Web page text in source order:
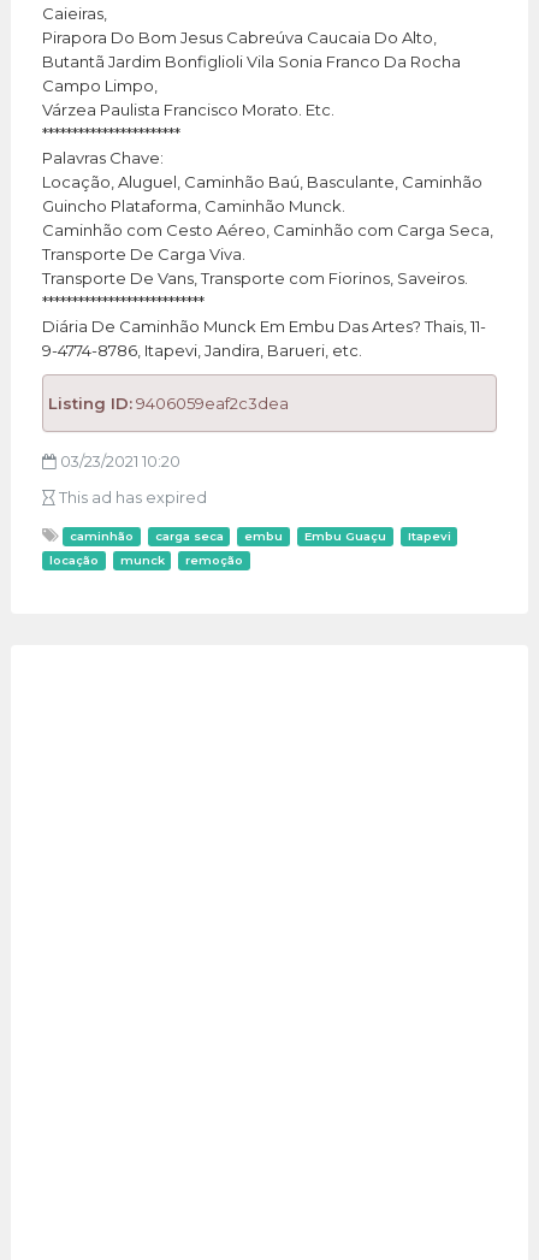
Caieiras,
Pirapora Do Bom Jesus Cabreúva Caucaia Do Alto,
Butantã Jardim Bonfiglioli Vila Sonia Franco Da Rocha
Campo Limpo,
Várzea Paulista Francisco Morato. Etc.
***********************
Palavras Chave:
Locação, Aluguel, Caminhão Baú, Basculante, Caminhão
Guincho Plataforma, Caminhão Munck.
Caminhão com Cesto Aéreo, Caminhão com Carga Seca,
Transporte De Carga Viva.
Transporte De Vans, Transporte com Fiorinos, Saveiros.
***************************
Diária De Caminhão Munck Em Embu Das Artes? Thais, 11-
9-4774-8786, Itapevi, Jandira, Barueri, etc.
Listing ID:9406059eaf2c3dea
03/23/2021 10:20
This ad has expired
caminhão carga seca embu Embu Guaçu
Itapevi
locação
munck remoção